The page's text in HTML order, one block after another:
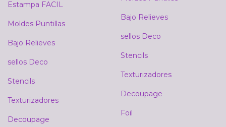
Estampa FACIL
Moldes Puntillas
Bajo Relieves
sellos Deco
Stencils
Texturizadores
Decoupage
Bajo Relieves
sellos Deco
Stencils
Texturizadores
Decoupage
Foil